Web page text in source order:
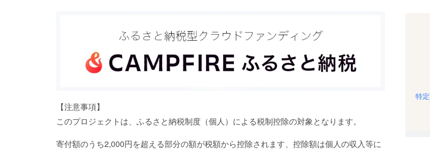
【注意事項】
このプロジェクトは、ふるさと納税制度（個人）による税制控除の対象となります。
寄付額のうち2,000円を超える部分の額が税額から控除されます、控除額は個人の収入等に
特